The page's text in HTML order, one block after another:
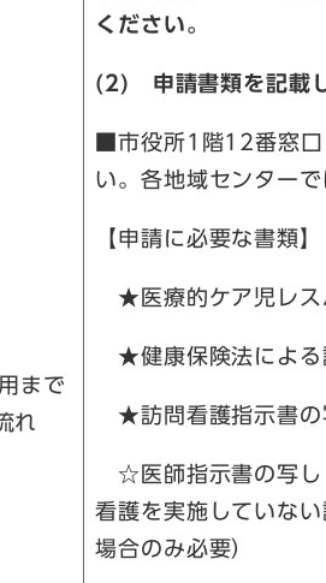
まで
れ
ください。
(2) 申請書類を記載し
■市役所1階12番窓口
い。各地域センターで
【申請に必要な書類】
★医療的ケア児レ
★健康保険法に
★訪問看護指示書の
☆医師指示書の写し
看護を実施していな
場合のみ必要）